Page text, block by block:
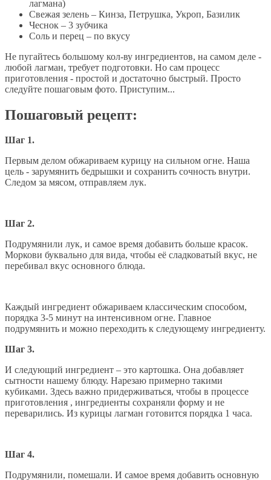
лагмана)
Свежая зелень – Кинза, Петрушка, Укроп, Базилик
Чеснок – 3 зубчика
Соль и перец – по вкусу
Не пугайтесь большому кол-ву ингредиентов, на самом деле -
любой лагман, требует подготовки. Но сам процесс
приготовления - простой и достаточно быстрый. Просто
следуйте пошаговым фото. Приступим...
Пошаговый рецепт:
Шаг 1.
Первым делом обжариваем курицу на сильном огне. Наша
цель - зарумянить бедрышки и сохранить сочность внутри.
Следом за мясом, отправляем лук.
Шаг 2.
Подрумянили лук, и самое время добавить больше красок.
Моркови буквально для вида, чтобы её сладковатый вкус, не
перебивал вкус основного блюда.
Каждый ингредиент обжариваем классическим способом,
порядка 3-5 минут на интенсивном огне. Главное
подрумянить и можно переходить к следующему ингредиенту.
Шаг 3.
И следующий ингредиент – это картошка. Она добавляет
сытности нашему блюду. Нарезаю примерно такими
кубиками. Здесь важно придерживаться, чтобы в процессе
приготовления , ингредиенты сохраняли форму и не
переварились. Из курицы лагман готовится порядка 1 часа.
Шаг 4.
Подрумянили, помешали. И самое время добавить основную